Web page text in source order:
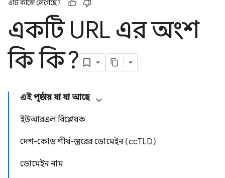
এটি কাজে লেগেছে?
একটি URL এর অংশ
কি কি?
এই পৃষ্ঠায় যা যা আছে
ইউআরএল বিশ্লেষক
দেশ-কোড শীর্ষ-স্তরের ডোমেইন (ccTLD)
ডোমেইন নাম